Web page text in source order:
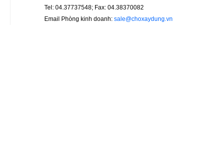
Tel: 04.37737548; Fax: 04.38370082
Email Phòng kinh doanh: sale@choxaydung.vn